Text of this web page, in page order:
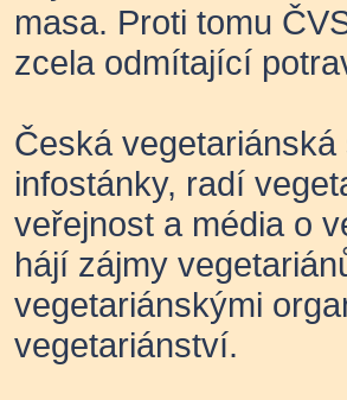
masa. Proti tomu
zcela odmítající
Česká
infostánky, radí
veřejnost a média o
hájí zájmy
vegetariánskými
vegetariánství.